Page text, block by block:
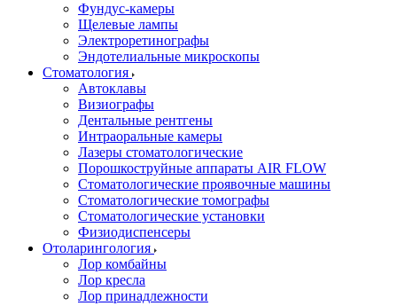
Фундус-камеры
Щелевые лампы
Электроретинографы
Эндотелиальные микроскопы
Стоматология
Автоклавы
Визиографы
Дентальные рентгены
Интраоральные камеры
Лазеры стоматологические
Порошкоструйные аппараты AIR FLOW
Стоматологические проявочные машины
Стоматологические томографы
Стоматологические установки
Физиодиспенсеры
Отоларингология
Лор комбайны
Лор кресла
Лор принадлежности